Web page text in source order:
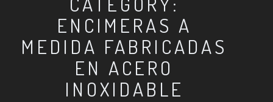
ENCIMERAS A
MEDIDA FABRICADAS
EN ACERO
INOXIDABLE